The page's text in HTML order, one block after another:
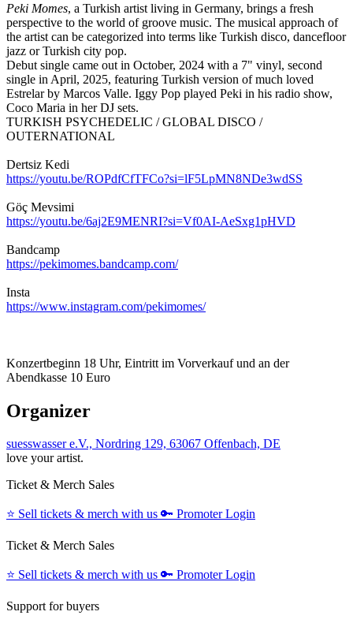
Peki Momes, a Turkish artist living in Germany, brings a fresh
perspective to the world of groove music. The musical approach of
the artist can be categorized into terms like Turkish disco, dancefloor
jazz or Turkish city pop.
Debut single came out in October, 2024 with a 7" vinyl, second
single in April, 2025, featuring Turkish version of much loved
Estrelar by Marcos Valle. Iggy Pop played Peki in his radio show,
Coco Maria in her DJ sets.
TURKISH PSYCHEDELIC / GLOBAL DISCO /
OUTERNATIONAL
Dertsiz Kedi
https://youtu.be/ROPdfCfTFCo?si=lF5LpMN8NDe3wdSS
Göç Mevsimi
https://youtu.be/6aj2E9MENRI?si=Vf0AI-AeSxg1pHVD
Bandcamp
https://pekimomes.bandcamp.com/
Insta
https://www.instagram.com/pekimomes/
Konzertbeginn 18 Uhr, Eintritt im Vorverkauf und an der
Abendkasse 10 Euro
Organizer
suesswasser e.V., Nordring 129, 63067 Offenbach, DE
love your artist.
Ticket & Merch Sales
⭐️ Sell tickets & merch with us 🔑 Promoter Login
Ticket & Merch Sales
⭐️ Sell tickets & merch with us 🔑 Promoter Login
Support for buyers